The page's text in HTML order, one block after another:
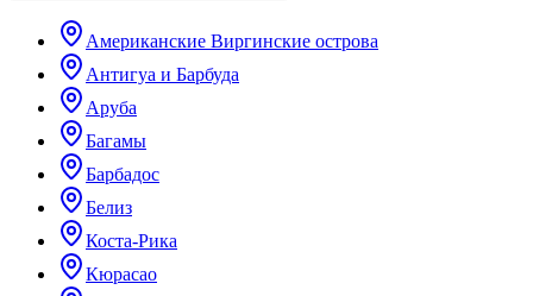
Американские Виргинские острова
Антигуа и Барбуда
Аруба
Багамы
Барбадос
Белиз
Коста-Рика
Кюрасао